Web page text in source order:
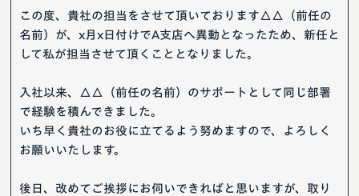
この度、貴社の担当をさせて頂いております△△（前任の
名前）が、x月x日付けでA支店へ異動となったため、新任と
して私が担当させて頂くこととなりました。
入社以来、△△（前任の名前）のサポートとして同じ部署
で経験を積んできました。
いち早く貴社のお役に立てるよう努めますので、よろしく
お願いいたします。
後日、改めてご挨拶にお伺いできればと思いますが、取り